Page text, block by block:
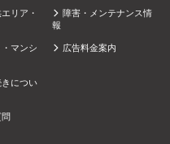
リア・
マンシ
につい
障害・メンテナンス情
報
広告料金案内